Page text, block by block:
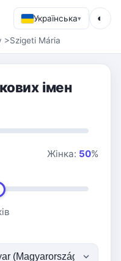
Українська▾ ◐
>Szigeti Mária
імен
Жінка: 50%